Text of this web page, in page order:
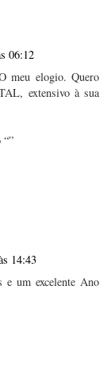
06:12
meu elogio. Quero
extensivo à sua
14:43
e um excelente Ano